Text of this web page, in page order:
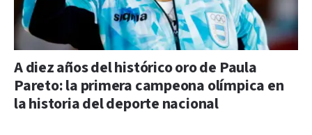
A diez años del histórico oro de Paula
Pareto: la primera campeona olímpica en
la historia del deporte nacional